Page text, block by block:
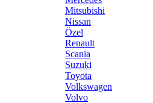
Mitsubishi
Nissan
Özel
Renault
Scania
Suzuki
Toyota
Volkswagen
Volvo